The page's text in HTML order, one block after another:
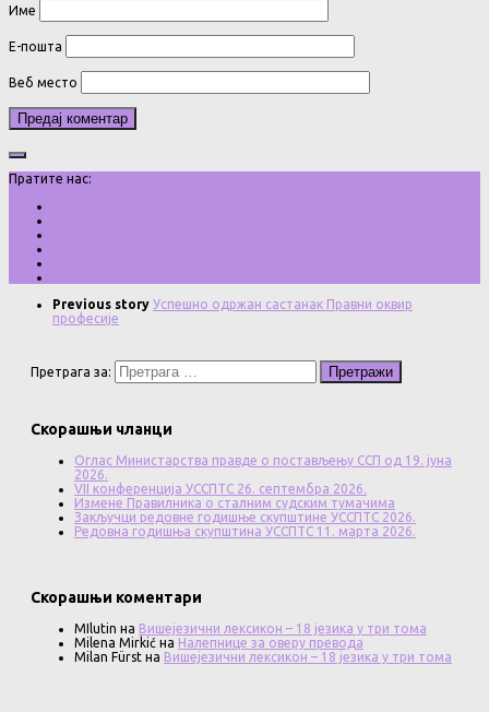
Име
Е-пошта
Веб место
Пратите нас:
Previous story Успешно одржан састанак Правни оквир
професије
Претрага за:
Скорашњи чланци
Оглас Министарства правде о постављењу ССП од 19. јуна
2026.
VII конференција УССПТС 26. септембра 2026.
Измене Правилника о сталним судским тумачима
Закључци редовне годишње скупштине УССПТС 2026.
Редовна годишња скупштина УССПТС 11. марта 2026.
Скорашњи коментари
MIlutin на Вишејезични лексикон – 18 језика у три тома
Milena Mirkić на Налепнице за оверу превода
Milan Fürst на Вишејезични лексикон – 18 језика у три тома